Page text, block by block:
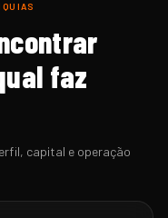
faz
capital e operação